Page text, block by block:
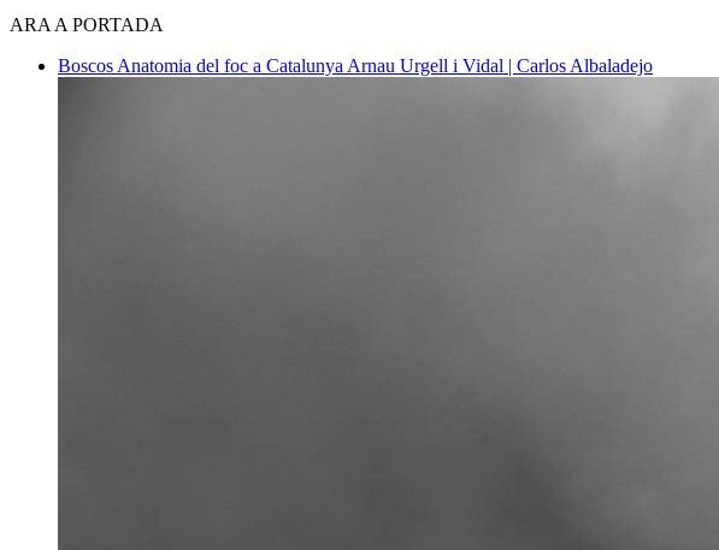
ARA A PORTADA
Boscos Anatomia del foc a Catalunya Arnau Urgell i Vidal | Carlos Albaladejo